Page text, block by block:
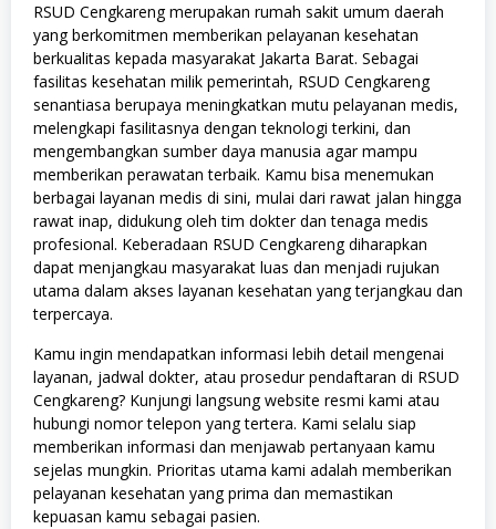
RSUD Cengkareng merupakan rumah sakit umum daerah
yang berkomitmen memberikan pelayanan kesehatan
berkualitas kepada masyarakat Jakarta Barat. Sebagai
fasilitas kesehatan milik pemerintah, RSUD Cengkareng
senantiasa berupaya meningkatkan mutu pelayanan medis,
melengkapi fasilitasnya dengan teknologi terkini, dan
mengembangkan sumber daya manusia agar mampu
memberikan perawatan terbaik. Kamu bisa menemukan
berbagai layanan medis di sini, mulai dari rawat jalan hingga
rawat inap, didukung oleh tim dokter dan tenaga medis
profesional. Keberadaan RSUD Cengkareng diharapkan
dapat menjangkau masyarakat luas dan menjadi rujukan
utama dalam akses layanan kesehatan yang terjangkau dan
terpercaya.
Kamu ingin mendapatkan informasi lebih detail mengenai
layanan, jadwal dokter, atau prosedur pendaftaran di RSUD
Cengkareng? Kunjungi langsung website resmi kami atau
hubungi nomor telepon yang tertera. Kami selalu siap
memberikan informasi dan menjawab pertanyaan kamu
sejelas mungkin. Prioritas utama kami adalah memberikan
pelayanan kesehatan yang prima dan memastikan
kepuasan kamu sebagai pasien.